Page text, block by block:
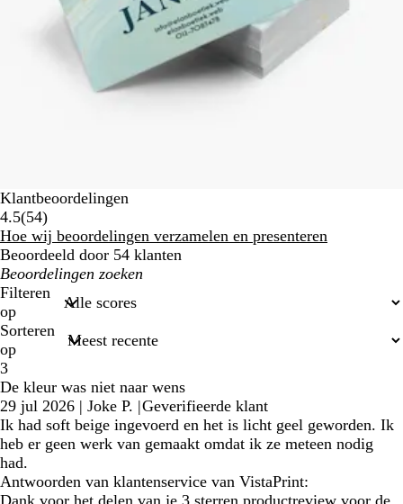
Klantbeoordelingen
4.5(5454
klantbeoordelingen
)
Hoe wij beoordelingen verzamelen en presenteren
Beoordeeld door 54 klanten
Mijn
zoekopdrachten
Filteren
op
Sorteren
op
3
De kleur was niet naar wens
29 jul 2026 | Joke P. |Geverifieerde klant
Ik had soft beige ingevoerd en het is licht geel geworden. Ik
heb er geen werk van gemaakt omdat ik ze meteen nodig
had.
Antwoorden van klantenservice van VistaPrint: